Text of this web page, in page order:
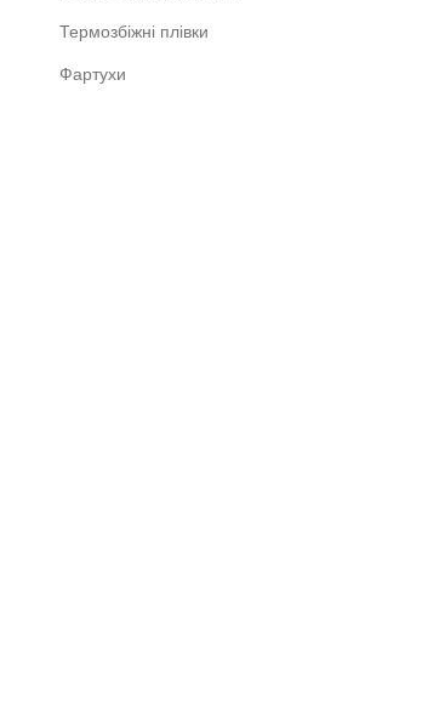
Термозбіжні плівки
Фартухи